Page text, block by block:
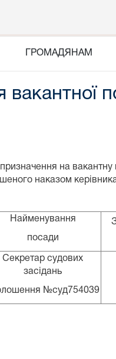
ГРОМАДЯНАМ
вакантної
на
наказом
Найменування
посади
Секретар судових
засідань
№суд754039